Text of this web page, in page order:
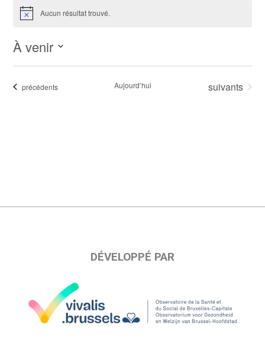
NoticeAucun résultat trouvé.
À venir
date.Évènements
précédents Aujourd’hui Évènements
suivants
DÉVELOPPÉ PAR